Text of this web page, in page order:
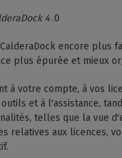
4 .0
encore plus
plus épurée et mieux
à votre compte, à vos
et à l'assistance,
telles que la vue
relatives aux licences,